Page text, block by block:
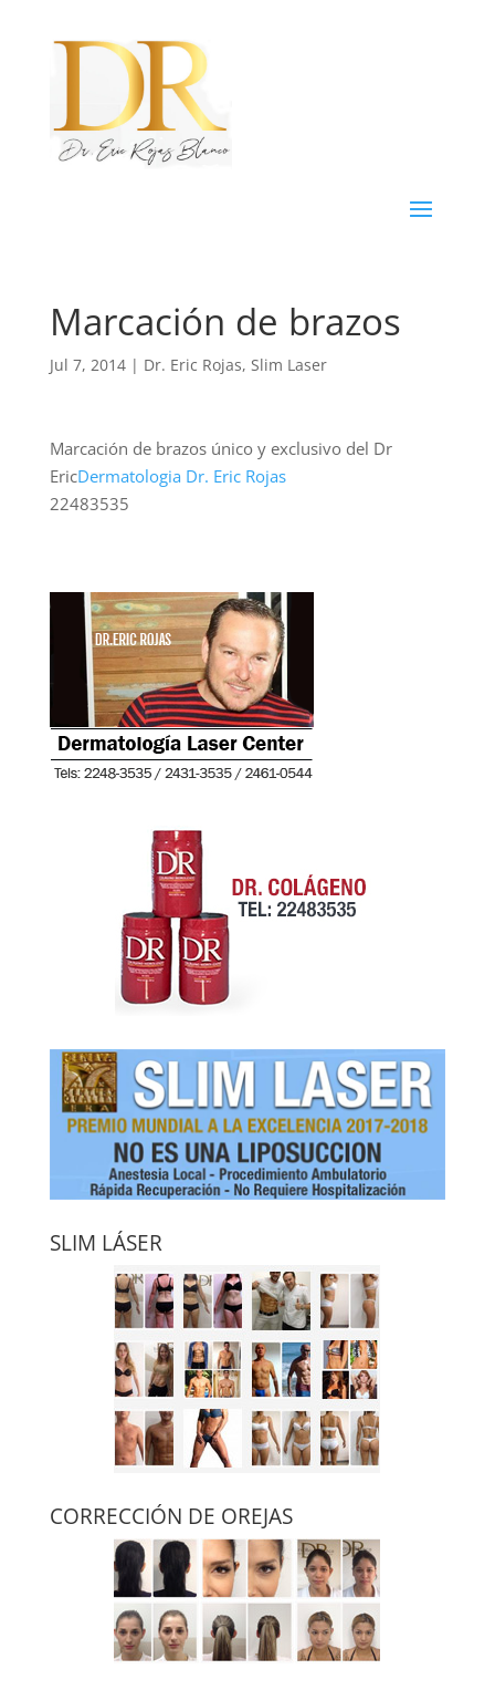
Marcación de brazos
Jul 7, 2014| Dr. Eric Rojas, Slim Laser
Marcación de brazos único y exclusivo del Dr
EricDermatologia Dr. Eric Rojas
22483535
SLIM LÁSER
CORRECCIÓN DE OREJAS